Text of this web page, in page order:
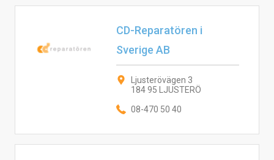
CD-Reparatören i
Sverige AB
Ljusterövägen 3
184 95 LJUSTERÖ
08-470 50 40